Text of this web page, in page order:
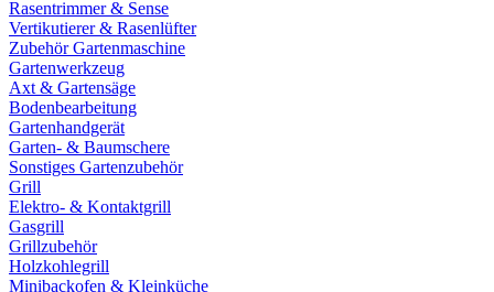
Rasentrimmer & Sense
Vertikutierer & Rasenlüfter
Zubehör Gartenmaschine
Gartenwerkzeug
Axt & Gartensäge
Bodenbearbeitung
Gartenhandgerät
Garten- & Baumschere
Sonstiges Gartenzubehör
Grill
Elektro- & Kontaktgrill
Gasgrill
Grillzubehör
Holzkohlegrill
Minibackofen & Kleinküche